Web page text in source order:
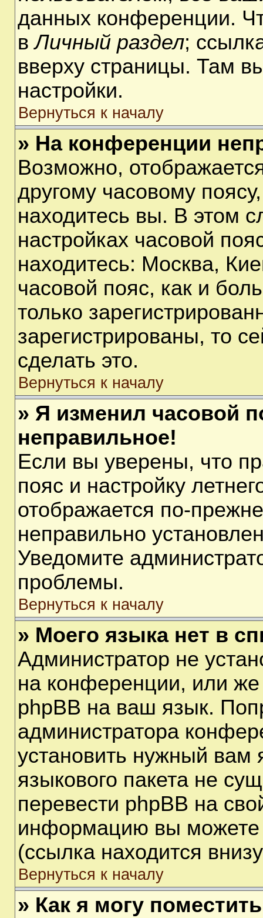
данных конференции.
вЛичный раздел;
вверху страницы. Там
настройки.
Вернуться к началу
» На конференции
Возможно,
другому часовому
находитесь вы. В этом
настройках часовой
находитесь: Москва,
часовой пояс, как и
только
зарегистрированы, то
сделать это.
Вернуться к началу
» Я изменил часовой
неправильное!
Если вы уверены, что
пояс и настройку
отображается по-
неправильно
Уведомите
проблемы.
Вернуться к началу
» Моего языка нет в
Администратор не
на конференции, или же
phpBB на ваш язык.
администратора
установить нужный вам
языкового пакета не
перевести phpBB на
информацию вы можете
(ссылка находится
Вернуться к началу
» Как я могу